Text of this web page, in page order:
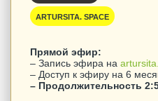
Событие
ARTURSITA. SPACE
Прямой эфир:
– Запись эфира на artursita.space
– Доступ к эфиру на 6 месяцев
– Продолжительность 3:32
Глубокое погружение в состояние